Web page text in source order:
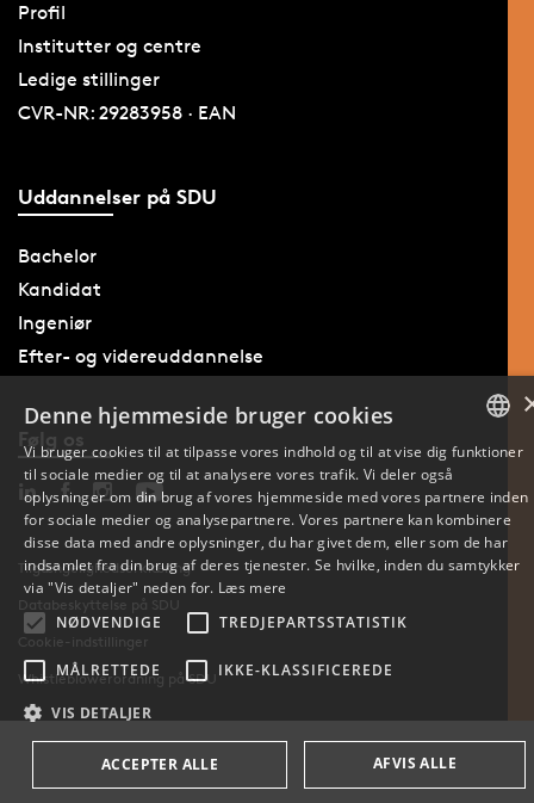
Profil
Institutter og centre
Ledige stillinger
CVR-NR: 29283958 · EAN
Uddannelser på SDU
Bachelor
Kandidat
Ingeniør
Efter- og videreuddannelse
Følg os
Tilgængelighedserklæring
Databeskyttelse på SDU
Cookie-indstillinger
Whistleblowerordning på SDU
ENGLISH
Denne hjemmeside bruger cookies
Vi bruger cookies til at tilpasse vores indhold og til at vise dig funktioner
til sociale medier og til at analysere vores trafik. Vi deler også
oplysninger om din brug af vores hjemmeside med vores partnere inden
for sociale medier og analysepartnere. Vores partnere kan kombinere
disse data med andre oplysninger, du har givet dem, eller som de har
indsamlet fra din brug af deres tjenester. Se hvilke, inden du samtykker
via "Vis detaljer" neden for. Læs mere
NØDVENDIGE
TREDJEPARTSSTATISTIK
MÅLRETTEDE IKKE-KLASSIFICEREDE
VIS DETALJER
ACCEPTER ALLE AFVIS ALLE